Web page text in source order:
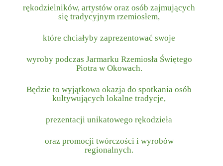
rękodzielników, artystów oraz osób zajmujących
się tradycyjnym rzemiosłem,
które chciałyby zaprezentować swoje
wyroby podczas Jarmarku Rzemiosła Świętego
Piotra w Okowach.
Będzie to wyjątkowa okazja do spotkania osób
kultywujących lokalne tradycje,
prezentacji unikatowego rękodzieła
oraz promocji twórczości i wyrobów
regionalnych.